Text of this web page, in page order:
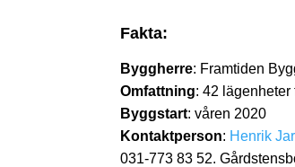
Fakta:
Byggherre: Framtiden
Omfattning: 42
Byggstart: våren 2020
Kontaktperson: Henrik
031-773 83 52.